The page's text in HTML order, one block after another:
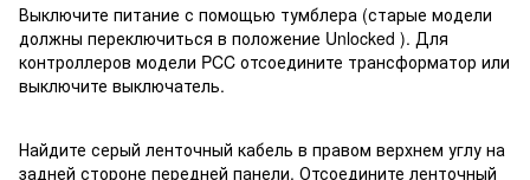
Выключите питание с помощью тумблера (старые модели
должны переключиться в положение Unlocked ). Для
контроллеров модели PCC отсоедините трансформатор или
выключите выключатель.
Найдите серый ленточный кабель в правом верхнем углу на
задней стороне передней панели. Отсоедините ленточный